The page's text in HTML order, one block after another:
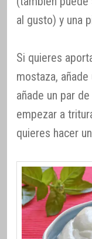
al gusto) y una
Si quieres
mostaza, añade
añade un par
empezar a
quieres hacer